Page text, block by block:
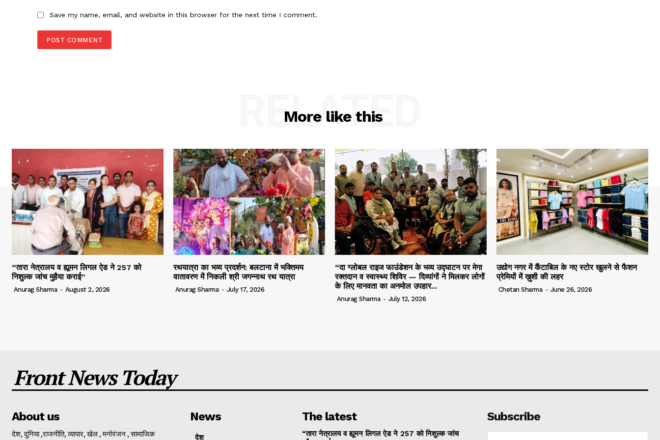
Save my name, email, and website in this browser for the next time I comment.
More like this
RELATED
“तारा नेत्रालय व ह्यूमन लिगल ऐड ने 257 को
निशुल्क जांच मुहैया कराई”
Anurag Sharma - August 2, 2026
रथयात्रा का भव्य प्रदर्शन: बलटाना में भक्तिमय
वातावरण में निकली श्री जगन्नाथ रथ यात्रा
Anurag Sharma - July 17, 2026
“दा ग्लोबल राइज फाउंडेशन के भव्य उद्घाटन पर मेगा
रक्तदान व स्वास्थ्य शिविर — दिव्यांगों ने मिलकर लोगों
के लिए मानवता का अनमोल उपहार...
Anurag Sharma - July 12, 2026
उद्योग नगर में कैंटाबिल के नए स्टोर खुलने से फैशन
प्रेमियों में ख़ुशी की लहर
Chetan Sharma - June 26, 2026
Front News Today
About us
देश, दुनिया ,राजनीति, व्यापार, खेल , मनोरंजन , सामाजिक
News
देश
The latest
“तारा नेत्रालय व ह्यूमन लिगल ऐड ने 257 को निशुल्क जांच
Subscribe